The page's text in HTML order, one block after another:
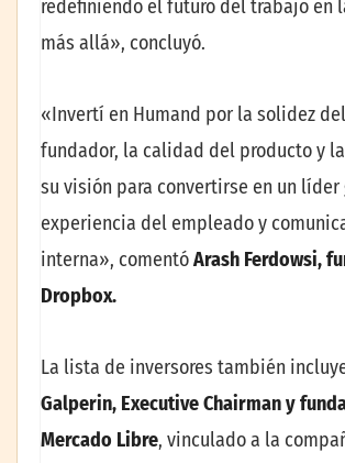
redefiniendo el futuro del trabajo en
más allá», concluyó.
«Invertí en Humand por la solidez
fundador, la calidad del producto y
su visión para convertirse en un líder
experiencia del empleado y
interna», comentóArash Ferdowsi,
Dropbox.
La lista de inversores también
Galperin, Executive Chairman y
Mercado Libre, vinculado a la